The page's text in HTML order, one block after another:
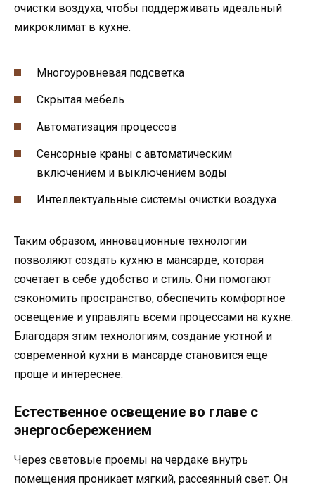
очистки воздуха, чтобы поддерживать идеальный
микроклимат в кухне.
Многоуровневая подсветка
Скрытая мебель
Автоматизация процессов
Сенсорные краны с автоматическим
включением и выключением воды
Интеллектуальные системы очистки воздуха
Таким образом, инновационные технологии
позволяют создать кухню в мансарде, которая
сочетает в себе удобство и стиль. Они помогают
сэкономить пространство, обеспечить комфортное
освещение и управлять всеми процессами на кухне.
Благодаря этим технологиям, создание уютной и
современной кухни в мансарде становится еще
проще и интереснее.
Естественное освещение во главе с
энергосбережением
Через световые проемы на чердаке внутрь
помещения проникает мягкий, рассеянный свет. Он